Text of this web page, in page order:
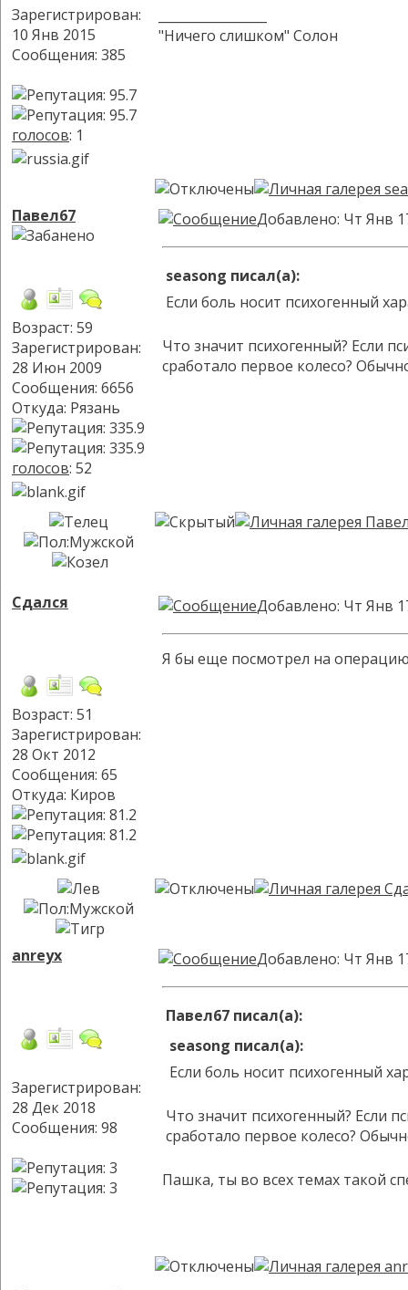
Зарегистрирован:
10 Янв 2015
Сообщения: 385
голосов: 1
"Ничего слишком" Солон
Павел67
Возраст: 59
Зарегистрирован:
28 Июн 2009
Сообщения: 6656
Откуда: Рязань
голосов: 52
Добавлено: Чт Янв
seasong писал(а):
Если боль носит психогенный
Что значит психогенный? Если
сработало первое колесо?
Сдался
Возраст: 51
Зарегистрирован:
28 Окт 2012
Сообщения: 65
Откуда: Киров
Добавлено: Чт Янв
Я бы еще посмотрел на
anreyx
Зарегистрирован:
28 Дек 2018
Сообщения: 98
Добавлено: Чт Янв
Павел67 писал(а):
seasong писал(а):
Если боль носит психогенный
Что значит психогенный? Если
сработало первое колесо?
Пашка, ты во всех темах такой